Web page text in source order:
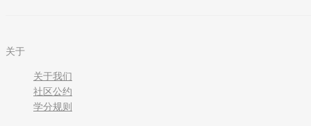
关于
关于我们
社区公约
学分规则